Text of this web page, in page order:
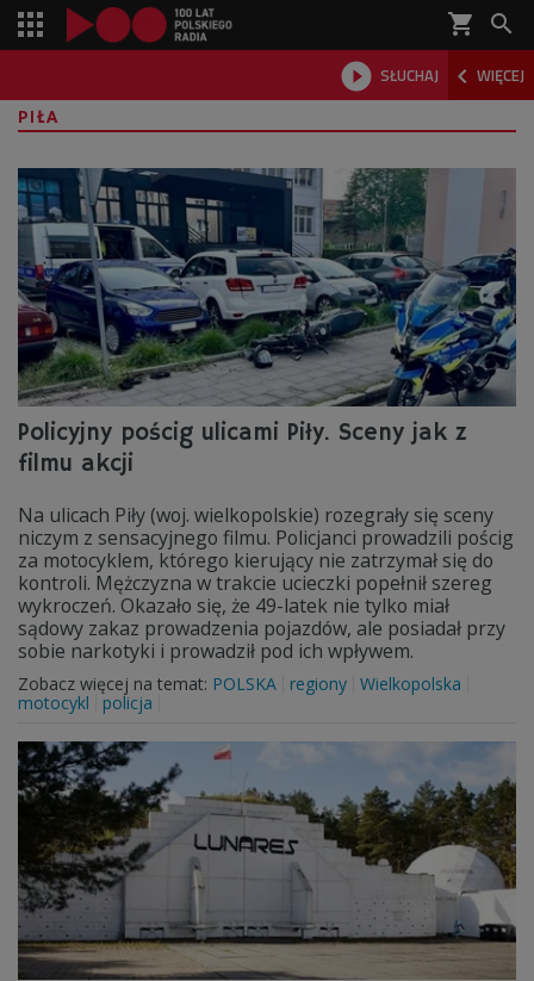
shopping_cart 
 SŁUCHAJ  WIĘCEJ

PIŁA
Policyjny pościg ulicami Piły. Sceny jak z
filmu akcji
Na ulicach Piły (woj. wielkopolskie) rozegrały się sceny
niczym z sensacyjnego filmu. Policjanci prowadzili pościg
za motocyklem, którego kierujący nie zatrzymał się do
kontroli. Mężczyzna w trakcie ucieczki popełnił szereg
wykroczeń. Okazało się, że 49-latek nie tylko miał
sądowy zakaz prowadzenia pojazdów, ale posiadał przy
sobie narkotyki i prowadził pod ich wpływem.
Zobacz więcej na temat: POLSKA regiony Wielkopolska
motocykl
policja